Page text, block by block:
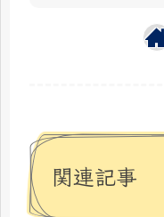
関連記事